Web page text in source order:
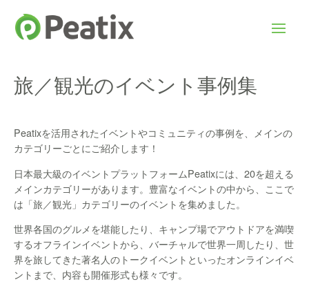
旅／観光のイベント事例集
Peatixを活用されたイベントやコミュニティの事例を、メインの
カテゴリーごとにご紹介します！
日本最大級のイベントプラットフォームPeatixには、20を超える
メインカテゴリーがあります。豊富なイベントの中から、ここで
は「旅／観光」カテゴリーのイベントを集めました。
世界各国のグルメを堪能したり、キャンプ場でアウトドアを満喫
するオフラインイベントから、バーチャルで世界一周したり、世
界を旅してきた著名人のトークイベントといったオンラインイベ
ントまで、内容も開催形式も様々です。